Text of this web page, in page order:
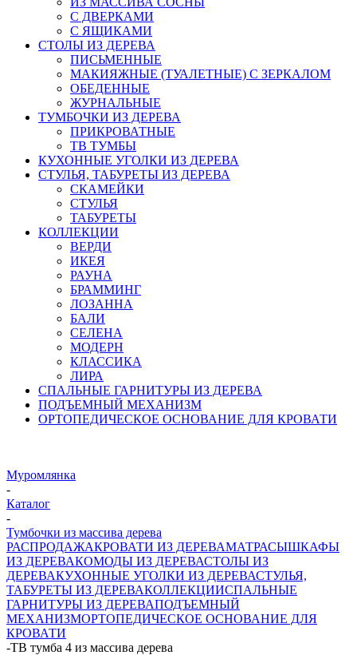
С ДВЕРКАМИ
С ЯЩИКАМИ
СТОЛЫ ИЗ ДЕРЕВА
ПИСЬМЕННЫЕ
МАКИЯЖНЫЕ (ТУАЛЕТНЫЕ) С ЗЕРКАЛОМ
ОБЕДЕННЫЕ
ЖУРНАЛЬНЫЕ
ТУМБОЧКИ ИЗ ДЕРЕВА
ПРИКРОВАТНЫЕ
ТВ ТУМБЫ
КУХОННЫЕ УГОЛКИ ИЗ ДЕРЕВА
СТУЛЬЯ, ТАБУРЕТЫ ИЗ ДЕРЕВА
СКАМЕЙКИ
СТУЛЬЯ
ТАБУРЕТЫ
КОЛЛЕКЦИИ
ВЕРДИ
ИКЕЯ
РАУНА
БРАММИНГ
ЛОЗАННА
БАЛИ
СЕЛЕНА
МОДЕРН
КЛАССИКА
ЛИРА
СПАЛЬНЫЕ ГАРНИТУРЫ ИЗ ДЕРЕВА
ПОДЪЕМНЫЙ МЕХАНИЗМ
ОРТОПЕДИЧЕСКОЕ ОСНОВАНИЕ ДЛЯ КРОВАТИ
Муромлянка
-
Каталог
-
Тумбочки из массива дерева
РАСПРОДАЖАКРОВАТИ ИЗ ДЕРЕВАМАТРАСЫШКАФЫ
ИЗ ДЕРЕВАКОМОДЫ ИЗ ДЕРЕВАСТОЛЫ ИЗ
ДЕРЕВАКУХОННЫЕ УГОЛКИ ИЗ ДЕРЕВАСТУЛЬЯ,
ТАБУРЕТЫ ИЗ ДЕРЕВАКОЛЛЕКЦИИСПАЛЬНЫЕ
ГАРНИТУРЫ ИЗ ДЕРЕВАПОДЪЕМНЫЙ
МЕХАНИЗМОРТОПЕДИЧЕСКОЕ ОСНОВАНИЕ ДЛЯ
КРОВАТИ
-ТВ тумба 4 из массива дерева